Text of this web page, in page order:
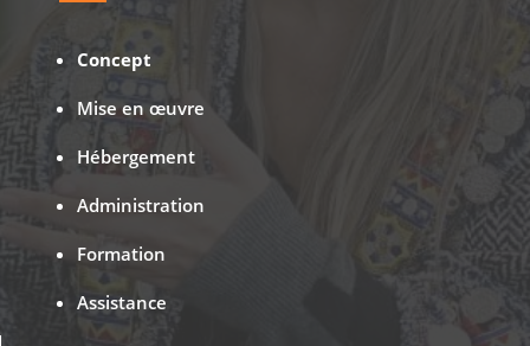
Concept
Mise en œuvre
Hébergement
Administration
Formation
Assistance